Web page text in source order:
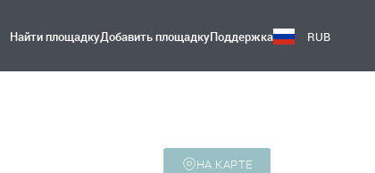
Найти площадкуДобавить площадкуПоддержка RUB
НА КАРТЕ